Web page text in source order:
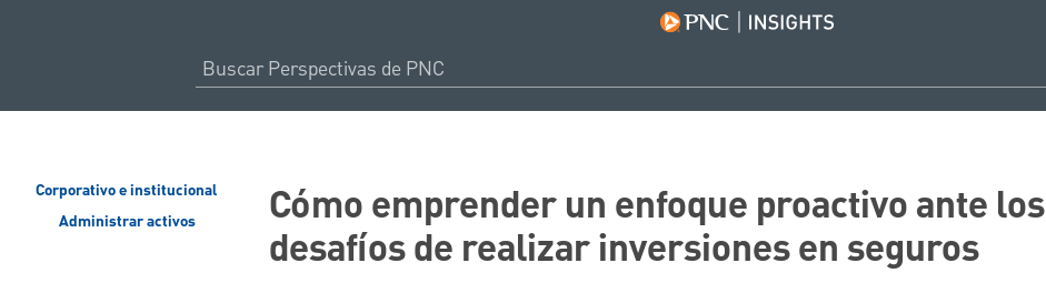
Corporativo e institucional
Administrar activos
Cómo emprender un enfoque proactivo ante los
desafíos de realizar inversiones en seguros